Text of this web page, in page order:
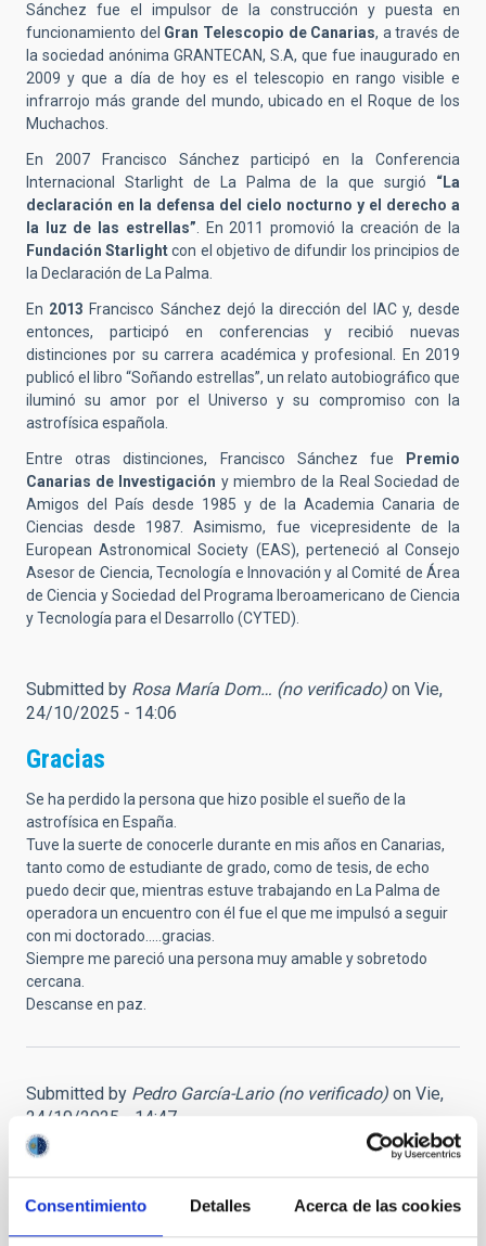
Consentimiento Detalles Acerca de las cookies
Sánchez fue el impulsor de la construcción y puesta en
funcionamiento del Gran Telescopio de Canarias, a través de
la sociedad anónima GRANTECAN, S.A, que fue inaugurado en
2009 y que a día de hoy es el telescopio en rango visible e
infrarrojo más grande del mundo, ubicado en el Roque de los
Muchachos.
En 2007 Francisco Sánchez participó en la Conferencia
Internacional Starlight de La Palma de la que surgió “La
declaración en la defensa del cielo nocturno y el derecho a
la luz de las estrellas”. En 2011 promovió la creación de la
Fundación Starlightcon el objetivo de difundir los principios de
la Declaración de La Palma.
En 2013 Francisco Sánchez dejó la dirección del IAC y, desde
entonces, participó en conferencias y recibió nuevas
distinciones por su carrera académica y profesional. En 2019
publicó el libro “Soñando estrellas”, un relato autobiográfico que
iluminó su amor por el Universo y su compromiso con la
astrofísica española.
Entre otras distinciones, Francisco Sánchez fue
Premio
Canarias de Investigación y miembro de la Real Sociedad de
Amigos del País desde 1985 y de la Academia Canaria de
Ciencias desde 1987. Asimismo, fue vicepresidente de la
European Astronomical Society (EAS), perteneció al Consejo
Asesor de Ciencia, Tecnología e Innovación y al Comité de Área
de Ciencia y Sociedad del Programa Iberoamericano de Ciencia
y Tecnología para el Desarrollo (CYTED).
Submitted by Rosa María Dom… (no verificado) on Vie,
24/10/2025 - 14:06
Gracias
Se ha perdido la persona que hizo posible el sueño de la
astrofísica en España.
Tuve la suerte de conocerle durante en mis años en Canarias,
tanto como de estudiante de grado, como de tesis, de echo
puedo decir que, mientras estuve trabajando en La Palma de
operadora un encuentro con él fue el que me impulsó a seguir
con mi doctorado.....gracias.
Siempre me pareció una persona muy amable y sobretodo
cercana.
Descanse en paz.
Submitted by Pedro García-Lario (no verificado) on Vie,
24/10/2025 - 14:47
El padre de la Astrofísica española
LLega esta noticia no por menos esperada, dada su avanzada